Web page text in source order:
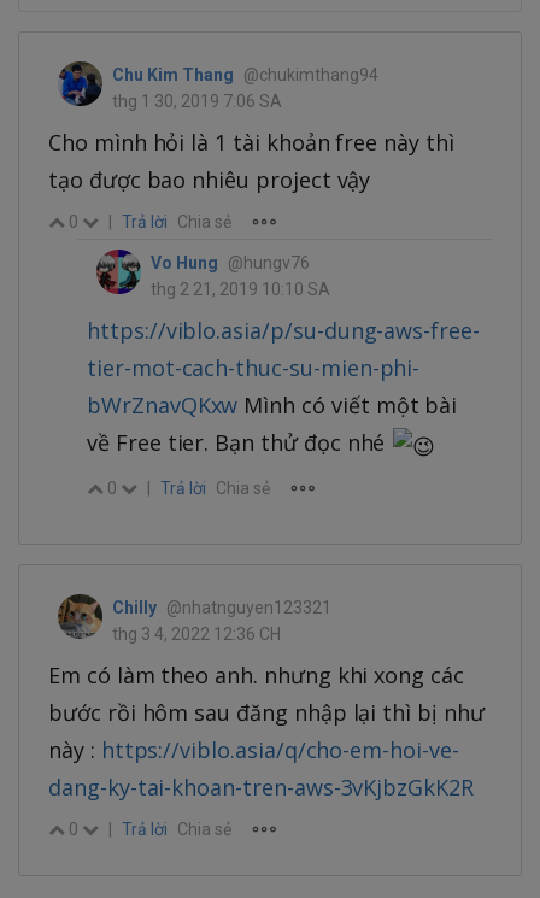
Chu Kim Thang
@chukimthang94
thg 1 30, 2019 7:06 SA
Cho mình hỏi là 1 tài khoản free này thì
tạo được bao nhiêu project vậy
0 Trả lời Chia sẻ
Vo Hung
@hungv76
thg 2 21, 2019 10:10 SA
https://viblo.asia/p/su-dung-aws-free-
tier-mot-cach-thuc-su-mien-phi-
bWrZnavQKxw Mình có viết một bài
về Free tier. Bạn thử đọc nhé
0 Trả lời Chia sẻ
Chilly @nhatnguyen123321
thg 3 4, 2022 12:36 CH
Em có làm theo anh. nhưng khi xong các
bước rồi hôm sau đăng nhập lại thì bị như
này : https://viblo.asia/q/cho-em-hoi-ve-
dang-ky-tai-khoan-tren-aws-3vKjbzGkK2R
0 Trả lời Chia sẻ